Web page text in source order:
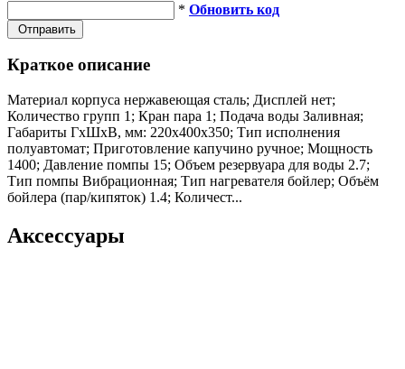
* Обновить код
Отправить
Краткое описание
Материал корпуса нержавеющая сталь; Дисплей нет;
Количество групп 1; Кран пара 1; Подача воды Заливная;
Габариты ГхШхВ, мм: 220х400х350; Тип исполнения
полуавтомат; Приготовление капучино ручное; Мощность
1400; Давление помпы 15; Объем резервуара для воды 2.7;
Тип помпы Вибрационная; Тип нагревателя бойлер; Объём
бойлера (пар/кипяток) 1.4; Количест...
Аксессуары